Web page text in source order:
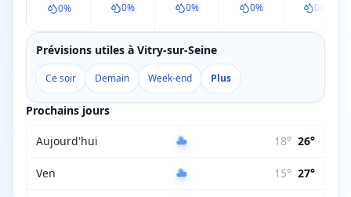
0% 0% 0% 0% 0
Prévisions utiles à Vitry-sur-Seine
Ce soir Demain Week-end Plus
Prochains jours
Aujourd'hui 18° 26°
Ven 15° 27°